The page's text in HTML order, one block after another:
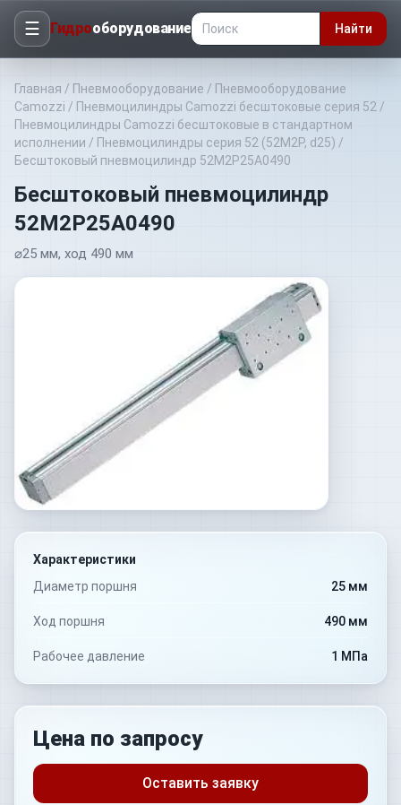
☰ Гидрооборудование Найти
Главная / Пневмооборудование / Пневмооборудование
Camozzi / Пневмоцилиндры Camozzi бесштоковые серия 52 /
Пневмоцилиндры Camozzi бесштоковые в стандартном
исполнении / Пневмоцилиндры серия 52 (52M2P, d25) /
Бесштоковый пневмоцилиндр 52M2P25A0490
Бесштоковый пневмоцилиндр
52M2P25A0490
⌀25 мм, ход 490 мм
Характеристики
Диаметр поршня
25 мм
Ход поршня 490 мм
Рабочее давление 1 МПа
Цена по запросу
Оставить заявку